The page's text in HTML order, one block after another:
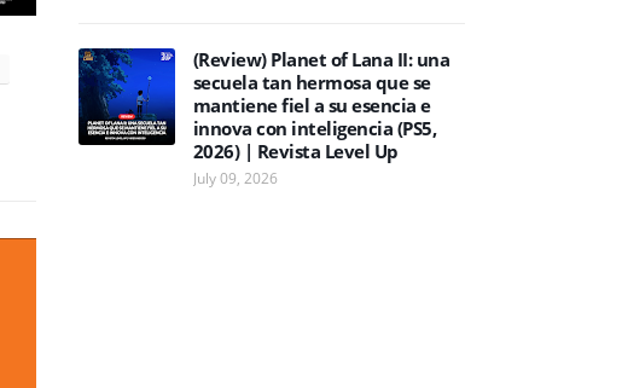
(Review) Planet of Lana II: una
secuela tan hermosa que se
mantiene fiel a su esencia e
innova con inteligencia (PS5,
2026) | Revista Level Up
July 09, 2026